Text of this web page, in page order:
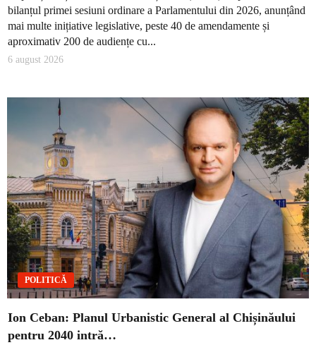
bilanțul primei sesiuni ordinare a Parlamentului din 2026, anunțând
mai multe inițiative legislative, peste 40 de amendamente și
aproximativ 200 de audiențe cu...
6 august 2026
POLITICĂ
Ion Ceban: Planul Urbanistic General al Chișinăului
pentru 2040 intră…